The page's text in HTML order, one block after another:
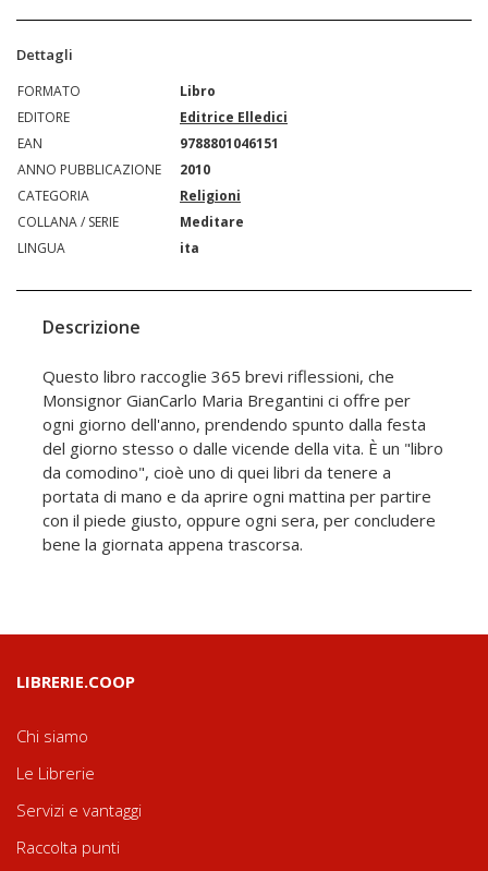
Dettagli
FORMATO
Libro
EDITORE
Editrice Elledici
EAN
9788801046151
ANNO PUBBLICAZIONE
2010
CATEGORIA
Religioni
COLLANA / SERIE
Meditare
LINGUA
ita
Descrizione
Questo libro raccoglie 365 brevi riflessioni, che
Monsignor GianCarlo Maria Bregantini ci offre per
ogni giorno dell'anno, prendendo spunto dalla festa
del giorno stesso o dalle vicende della vita. È un "libro
da comodino", cioè uno di quei libri da tenere a
portata di mano e da aprire ogni mattina per partire
con il piede giusto, oppure ogni sera, per concludere
bene la giornata appena trascorsa.
LIBRERIE.COOP
Chi siamo
Le Librerie
Servizi e vantaggi
Raccolta punti